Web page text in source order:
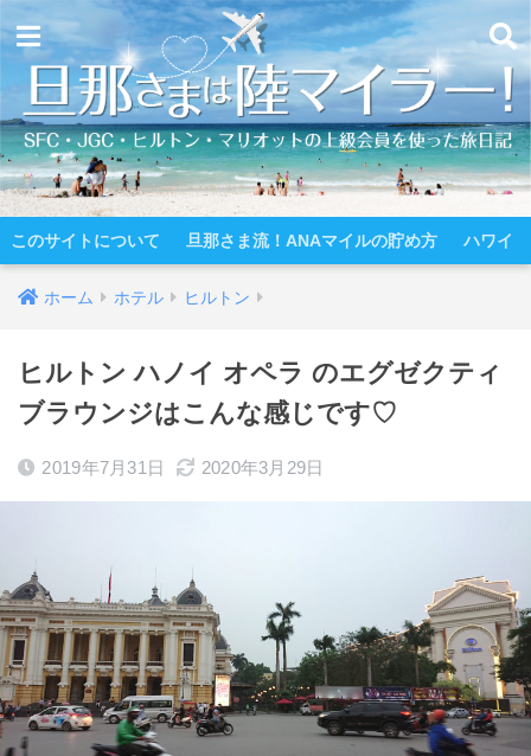
このサイトについて 旦那さま流！ANAマイルの貯め方 ハワイ
ホーム ホテル ヒルトン
ヒルトン ハノイ オペラ のエグゼクティ
ブラウンジはこんな感じです♡
2019年7月31日 2020年3月29日